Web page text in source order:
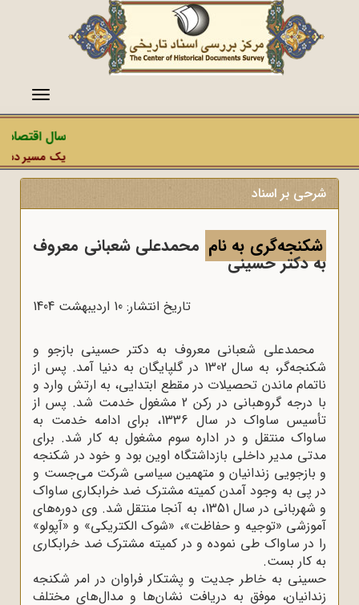
منو
سال
یک مسیر
شرحی بر اسناد
شکنجه‌گری به نام محمدعلی شعبانی معروف
به دکتر حسینی
تاریخ انتشار: 10 ارديبهشت 1404
محمدعلی شعبانی معروف به دکتر حسینی بازجو و
شکنجه‌گر، به سال 1302 در گلپایگان به دنیا آمد
. پس از
ناتمام ماندن تحصیلات در مقطع ابتدایی، به ارتش وارد و
با درجه گروهبانی در رکن 2 مشغول خدمت شد. پس از
تأسیس ساواک در سال 1336، برای ادامه خدمت به
ساواک منتقل و در اداره سوم مشغول به کار شد. برای
مدتی مدیر داخلی بازداشتگاه اوین بود و خود در شکنجه
و بازجویی زندانیان و متهمین سیاسی شرکت می‌جست و
در پی به وجود آمدن کمیته مشترک ضد خرابکاری ساواک
و شهربانی در سال 1351، به آنجا منتقل شد. وی دوره‌های
آموزشی «توجیه و حفاظت»، «شوک الکتریکی» و «آپولو»
را در ساواک طی نموده و در کمیته مشترک ضد خرابکاری
به کار بست.
حسینی به خاطر جدیت و پشتکار فراوان در امر شکنجه
زندانیان، موفق به دریافت نشان‌ها و مدال‌های مختلف